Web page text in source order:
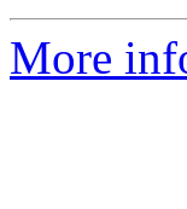
More